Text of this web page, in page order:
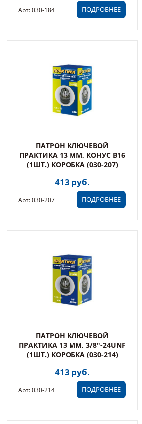
ПОДРОБНЕЕ
Арт: 030-184
ПАТРОН КЛЮЧЕВОЙ
ПРАКТИКА 13 ММ, КОНУС В16
(1ШТ.) КОРОБКА (030-207)
413 руб.
ПОДРОБНЕЕ
Арт: 030-207
ПАТРОН КЛЮЧЕВОЙ
ПРАКТИКА 13 ММ, 3/8"-24UNF
(1ШТ.) КОРОБКА (030-214)
413 руб.
ПОДРОБНЕЕ
Арт: 030-214